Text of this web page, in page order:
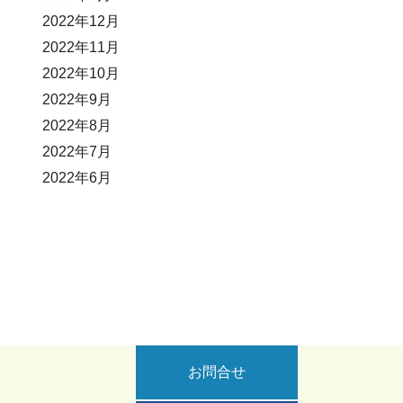
2022年12月
2022年11月
2022年10月
2022年9月
2022年8月
2022年7月
2022年6月
お問合せ